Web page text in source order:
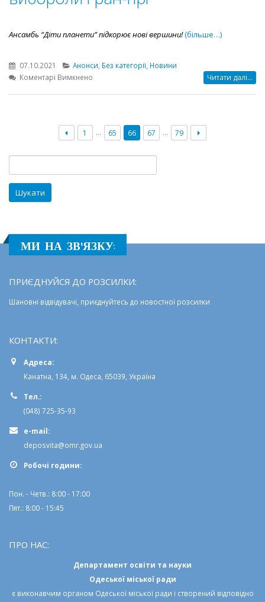
Ансамбь “Діти планети” підкорює нові вершини!(більше…)
07.10.2021 Анонси Без категорії Новини
Коментарі Вимкненодо
вибороли
Гран-
Читати далі...
1 … 65 66 67 … 79
МИ НА ЗВ'ЯЗКУ:
ПРИЄДНУЙСЯ ДО РОЗСИЛКИ:
Шановні відвідувачі, приєднуйтесь до новостної розсилки
КОНТАКТИ:
Адреса:
Канатна, 134, м. Одеса, 65039, Україна
Тел.:
(048) 725-35-93
e-mail:
deposvita@omr.gov.ua
Робочi години:
Пон. - Четв.: 8:00 - 17:00
Пят.: 8:00 - 15:45
ПРО НАС:
Департамент освіти та науки
Одеської міської ради
є виконавчим органом Одеської міської ради і створений відповідно